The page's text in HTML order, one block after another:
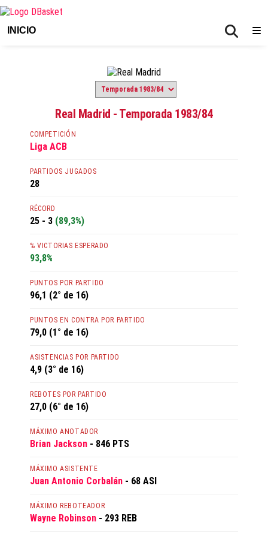
INICIO
Real Madrid - Temporada 1983/84
COMPETICIÓN
Liga ACB
PARTIDOS JUGADOS
28
RÉCORD
25 - 3 (89,3%)
% VICTORIAS ESPERADO
93,8%
PUNTOS POR PARTIDO
96,1 (2° de 16)
PUNTOS EN CONTRA POR PARTIDO
79,0 (1° de 16)
ASISTENCIAS POR PARTIDO
4,9 (3° de 16)
REBOTES POR PARTIDO
27,0 (6° de 16)
MÁXIMO ANOTADOR
Brian Jackson - 846 PTS
MÁXIMO ASISTENTE
Juan Antonio Corbalán - 68 ASI
MÁXIMO REBOTEADOR
Wayne Robinson - 293 REB